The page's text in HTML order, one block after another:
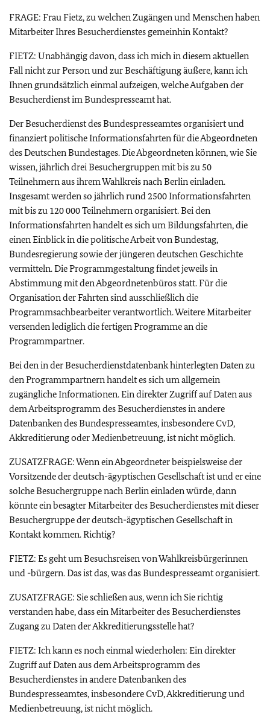
FRAGE: Frau Fietz, zu welchen Zugängen und Menschen haben
Mitarbeiter Ihres Besucherdienstes gemeinhin Kontakt?
FIETZ: Unabhängig davon, dass ich mich in diesem aktuellen
Fall nicht zur Person und zur Beschäftigung äußere, kann ich
Ihnen grundsätzlich einmal aufzeigen, welche Aufgaben der
Besucherdienst im Bundespresseamt hat.
Der Besucherdienst des Bundespresseamtes organisiert und
finanziert politische Informationsfahrten für die Abgeordneten
des Deutschen Bundestages. Die Abgeordneten können, wie Sie
wissen, jährlich drei Besuchergruppen mit bis zu 50
Teilnehmern aus ihrem Wahlkreis nach Berlin einladen.
Insgesamt werden so jährlich rund 2500 Informationsfahrten
mit bis zu 120 000 Teilnehmern organisiert. Bei den
Informationsfahrten handelt es sich um Bildungsfahrten, die
einen Einblick in die politische Arbeit von Bundestag,
Bundesregierung sowie der jüngeren deutschen Geschichte
vermitteln. Die Programmgestaltung findet jeweils in
Abstimmung mit den Abgeordnetenbüros statt. Für die
Organisation der Fahrten sind ausschließlich die
Programmsachbearbeiter verantwortlich. Weitere Mitarbeiter
versenden lediglich die fertigen Programme an die
Programmpartner.
Bei den in der Besucherdienstdatenbank hinterlegten Daten zu
den Programmpartnern handelt es sich um allgemein
zugängliche Informationen. Ein direkter Zugriff auf Daten aus
dem Arbeitsprogramm des Besucherdienstes in andere
Datenbanken des Bundespresseamtes, insbesondere CvD,
Akkreditierung oder Medienbetreuung, ist nicht möglich.
ZUSATZFRAGE: Wenn ein Abgeordneter beispielsweise der
Vorsitzende der deutsch-ägyptischen Gesellschaft ist und er eine
solche Besuchergruppe nach Berlin einladen würde, dann
könnte ein besagter Mitarbeiter des Besucherdienstes mit dieser
Besuchergruppe der deutsch-ägyptischen Gesellschaft in
Kontakt kommen. Richtig?
FIETZ: Es geht um Besuchsreisen von Wahlkreisbürgerinnen
und -bürgern. Das ist das, was das Bundespresseamt organisiert.
ZUSATZFRAGE: Sie schließen aus, wenn ich Sie richtig
verstanden habe, dass ein Mitarbeiter des Besucherdienstes
Zugang zu Daten der Akkreditierungsstelle hat?
FIETZ: Ich kann es noch einmal wiederholen: Ein direkter
Zugriff auf Daten aus dem Arbeitsprogramm des
Besucherdienstes in andere Datenbanken des
Bundespresseamtes, insbesondere CvD, Akkreditierung und
Medienbetreuung, ist nicht möglich.